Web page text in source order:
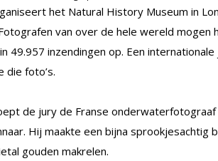
het Natural History Museum in
van over de hele wereld mogen
49.957 inzendingen op. Een
die foto’s.
de jury de Franse
Hij maakte een bijna
gouden makrelen.